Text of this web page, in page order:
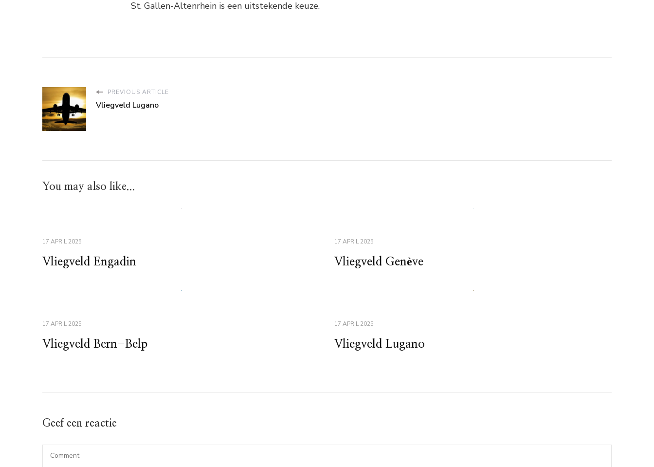
St. Gallen-Altenrhein is een uitstekende keuze.
PREVIOUS ARTICLE
Vliegveld Lugano
You may also like...
17 APRIL 2025
Vliegveld Engadin
17 APRIL 2025
Vliegveld Genève
17 APRIL 2025
Vliegveld Bern-Belp
17 APRIL 2025
Vliegveld Lugano
Geef een reactie